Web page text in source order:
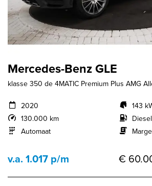
Mercedes-Benz GLE
klasse 350 de 4MATIC Premium Plus AMG
2020
130.000 km
Automaat
143
Diesel
Marge
v.a. 1.017 p/m €